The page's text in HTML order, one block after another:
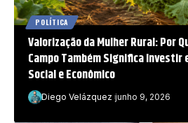
POLÍTICA
Valorização da Mulher Rural: Por
Campo Também Significa Investir
Social e Econômico
Diego Velázquez junho 9, 2026